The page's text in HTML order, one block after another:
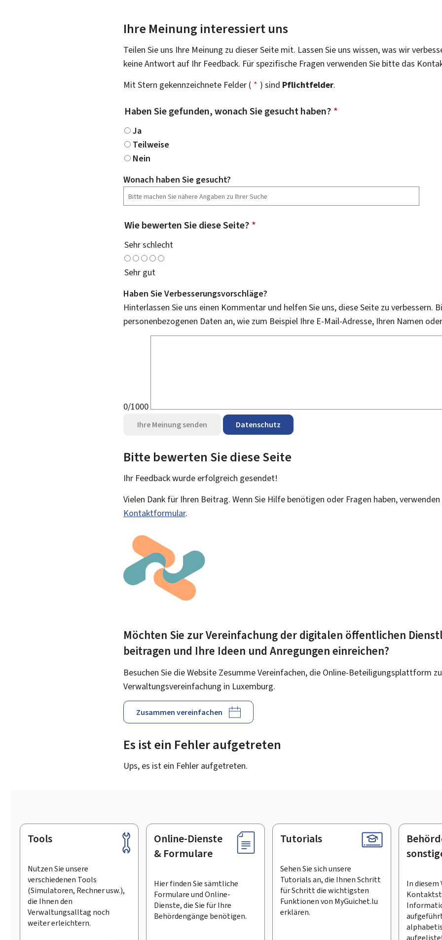
Ihre Meinung interessiert uns
Teilen Sie uns Ihre Meinung zu dieser Seite mit. Lassen Sie uns wissen, was wir
keine Antwort auf Ihr Feedback. Für spezifische Fragen verwenden Sie bitte das
Mit Stern gekennzeichnete Felder ( * ) sind Pflichtfelder.
Haben Sie gefunden, wonach Sie gesucht haben? *
Ja
Teilweise
Nein
Wonach haben Sie gesucht?
Wie bewerten Sie diese Seite? *
Sehr schlecht
Sehr gut
Haben Sie Verbesserungsvorschläge?
Hinterlassen Sie uns einen Kommentar und helfen Sie uns, diese Seite zu verbessern.
personenbezogenen Daten an, wie zum Beispiel Ihre E-Mail-Adresse, Ihren Namen
0/1000
Ihre Meinung senden Datenschutz
Bitte bewerten Sie diese Seite
Ihr Feedback wurde erfolgreich gesendet!
Vielen Dank für Ihren Beitrag. Wenn Sie Hilfe benötigen oder Fragen haben,
Kontaktformular.
Möchten Sie zur Vereinfachung der digitalen öffentlichen
beitragen und Ihre Ideen und Anregungen einreichen?
Besuchen Sie die Website Zesumme Vereinfachen, die Online-Beteiligungsplattform
Verwaltungsvereinfachung in Luxemburg.
Zusammen vereinfachen
Es ist ein Fehler aufgetreten
Ups, es ist ein Fehler aufgetreten.
Footer
Tools
Nutzen Sie unsere
verschiedenen Tools
(Simulatoren, Rechner usw.),
die Ihnen den
Verwaltungsalltag noch
weiter erleichtern.
Online-Dienste
& Formulare
Hier finden Sie sämtliche
Formulare und Online-
Dienste, die Sie für Ihre
Behördengänge benötigen.
Tutorials
Sehen Sie sich unsere
Tutorials an, die Ihnen Schritt
für Schritt die wichtigsten
Funktionen von MyGuichet.lu
erklären.
In diesem